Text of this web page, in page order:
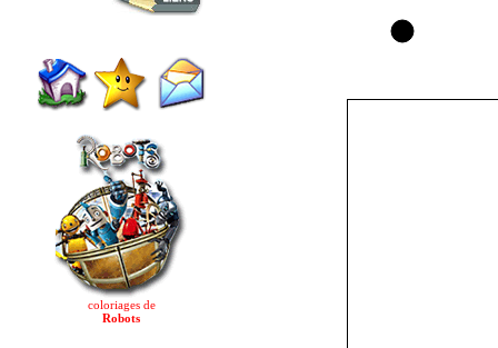
coloriages de
Robots